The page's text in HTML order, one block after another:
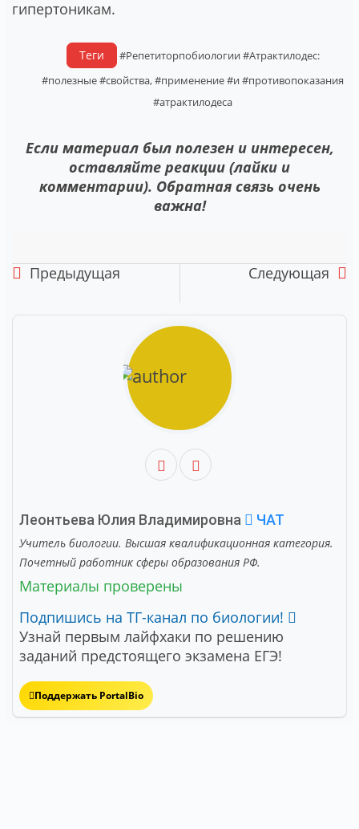
гипертоникам.
Теги #Репетиторпобиологии#Атрактилодес:
#полезные#свойства,#применение#и#противопоказания
#атрактилодеса
Если материал был полезен и интересен,
оставляйте реакции (лайки и
комментарии). Обратная связь очень
важна!
Предыдущая Следующая
Леонтьева Юлия Владимировна ЧАТ
Учитель биологии. Высшая квалификационная категория.
Почетный работник сферы образования РФ.
Материалы проверены
Подпишись на ТГ-канал по биологии!
Узнай первым лайфхаки по решению
заданий предстоящего экзамена ЕГЭ!
Поддержать PortalBio